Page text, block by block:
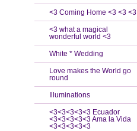
<3 Coming Home <3 <3 <3
<3 what a magical
wonderful world <3
White * Wedding
Love makes the World go
round
Illuminations
<3<3<3<3<3 Ecuador
<3<3<3<3<3 Ama la Vida
<3<3<3<3<3